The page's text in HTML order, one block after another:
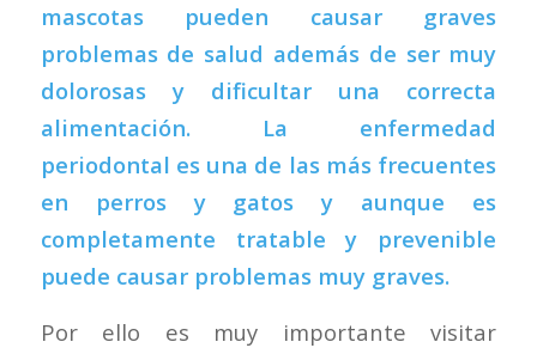
mascotas pueden causar graves
problemas de salud además de ser muy
dolorosas y dificultar una correcta
alimentación. La enfermedad
periodontal es una de las más frecuentes
en perros y gatos y aunque es
completamente tratable y prevenible
puede causar problemas muy graves.
Por ello es muy importante visitar